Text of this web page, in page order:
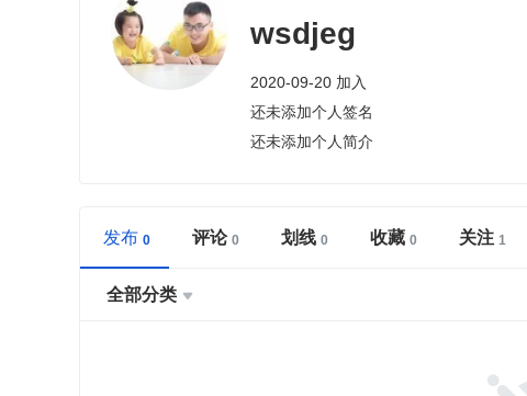
wsdjeg
2020-09-20 加入
还未添加个人签名
还未添加个人简介
发布 评论 划线 收藏 关注
全部分类 